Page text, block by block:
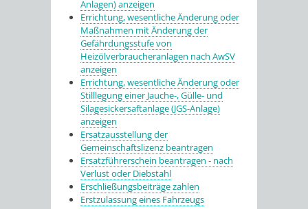
Anlagen) anzeigen
Errichtung, wesentliche Änderung oder
Maßnahmen mit Änderung der
Gefährdungsstufe von
Heizölverbraucheranlagen nach AwSV
anzeigen
Errichtung, wesentliche Änderung oder
Stilllegung einer Jauche-, Gülle- und
Silagesickersaftanlage (JGS-Anlage)
anzeigen
Ersatzausstellung der
Gemeinschaftslizenz beantragen
Ersatzführerschein beantragen - nach
Verlust oder Diebstahl
Erschließungsbeiträge zahlen
Erstzulassung eines Fahrzeugs